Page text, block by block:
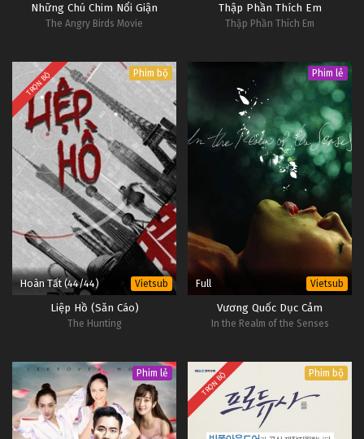
Những Chú Chim Nổi Giận
The Angry Birds Movie
Thập Phần Thích Em
Thập Phần Thích Em
TRỌN BỘ Phim bộ
Hoàn Tất (44/44) Vietsub
Liệp Hồ (Săn Cáo)
The Hunting
Phim lẻ
Full Vietsub
Vương Quốc Dục Cảm
In the Realm of the Senses
Phim lẻ TRỌN BỘ Phim bộ